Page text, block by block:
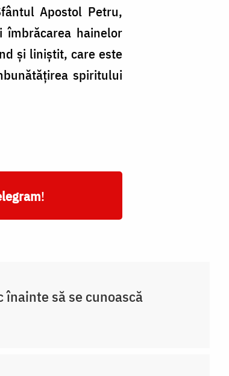
Apostol Petru,
hainelor
şi liniştit, care este
spiritului
!
înainte să se cunoască